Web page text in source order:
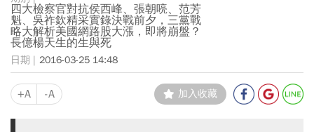
四大檢察官對抗侯西峰、張朝喨、范芳
魁、吳祚欽精采實錄決戰前夕，三黨戰
略大解析美國網路股大漲，即將崩盤？
長億楊天生的生與死
2016-03-25 14:48
+A -A 加入收藏